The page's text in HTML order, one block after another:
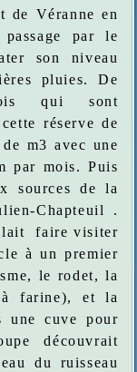
de Véranne en
par le
son niveau
pluies. De
qui sont
réserve de
m3 avec une
par mois. Puis
sources de la
Chapteuil .
faire visiter
à un premier
le rodet, la
farine), et la
une cuve pour
découvrait
du ruisseau